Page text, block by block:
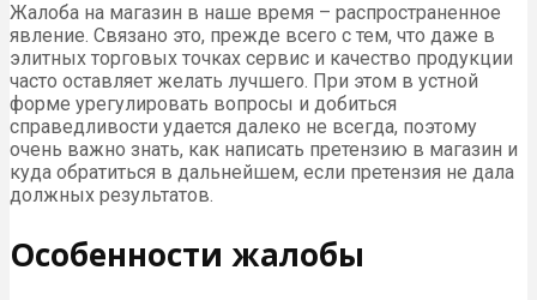
Жалоба на магазин в наше время – распространенное
явление. Связано это, прежде всего с тем, что даже в
элитных торговых точках сервис и качество продукции
часто оставляет желать лучшего. При этом в устной
форме урегулировать вопросы и добиться
справедливости удается далеко не всегда, поэтому
очень важно знать, как написать претензию в магазин и
куда обратиться в дальнейшем, если претензия не дала
должных результатов.
Особенности жалобы